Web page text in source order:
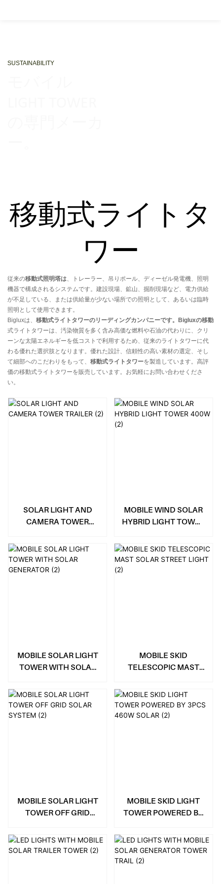
SUSTAINABILITY
移動式ライトタ
ワー
従来の移動式照明塔は、トレーラー、吊りポール、ディーゼル発電機、照明
機器で構成されるシステムです。建設現場、鉱山、掘削現場など、電力供給
が不足している、または供給量が少ない場所での照明として、あるいは臨時
照明として使用できます。
Bigluxは、 移動式ライトタワーのリーディングカンパニーです。Bigluxの移動
式ライトタワーは、汚染物質を多く含み高価な燃料や石油の代わりに、クリ
ーンな太陽エネルギーを低コストで利用するため、従来のライトタワーに代
わる優れた選択肢となります。優れた設計、信頼性の高い素材の選定、そし
て細部へのこだわりをもって、 移動式ライトタワーを製造しています。高評
価の移動式ライトタワーを販売しています。お気軽にお問い合わせくださ
い。
SOLAR LIGHT AND
CAMERA TOWER
MOBILE WIND SOLAR
HYBRID LIGHT TOWER
MOBILE SOLAR LIGHT
TOWER WITH SOLAR
MOBILE SKID
TELESCOPIC MAST
MOBILE SOLAR LIGHT
TOWER OFF GRID
MOBILE SKID LIGHT
TOWER POWERED BY